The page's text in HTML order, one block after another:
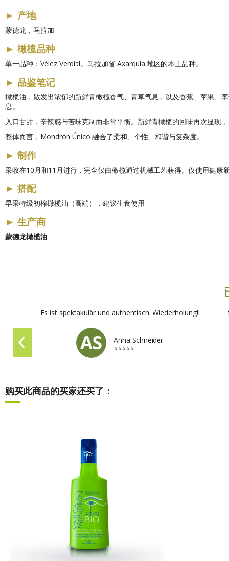
► 产地
蒙德龙，马拉加
► 橄榄品种
单一品种：Vélez Verdial。马拉加省 Axarquía 地区的本土品种。
► 品鉴笔记
橄榄油，散发出浓郁的新鲜青橄榄香气、青草气息，以及香蕉、苹果、
息。
入口甘甜，辛辣感与苦味克制而非常平衡。新鲜青橄榄的回味再次显现
整体而言，Mondrón Único 融合了柔和、个性、和谐与复杂度。
► 制作
采收在10月和11月进行，完全仅由橄榄通过机械工艺获得。仅使用健康
► 搭配
早采特级初榨橄榄油（高端），建议生食使用
► 生产商
蒙德龙橄榄油
Es ist spektakulär und authentisch. Wiederholung!!
Anna Schneider
⭐⭐⭐⭐⭐
购买此商品的买家还买了：